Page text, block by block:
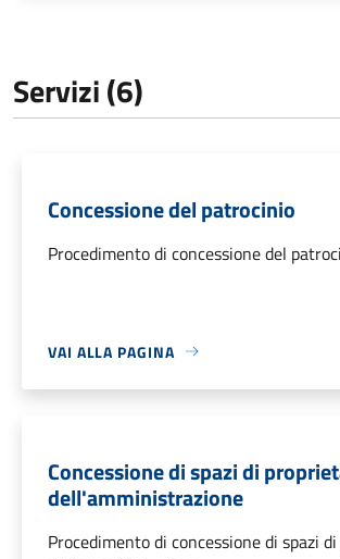
Servizi (6)
Concessione del patrocinio
Procedimento di concessione del
VAI ALLA PAGINA
Concessione di spazi di
dell'amministrazione
Procedimento di concessione di spazi